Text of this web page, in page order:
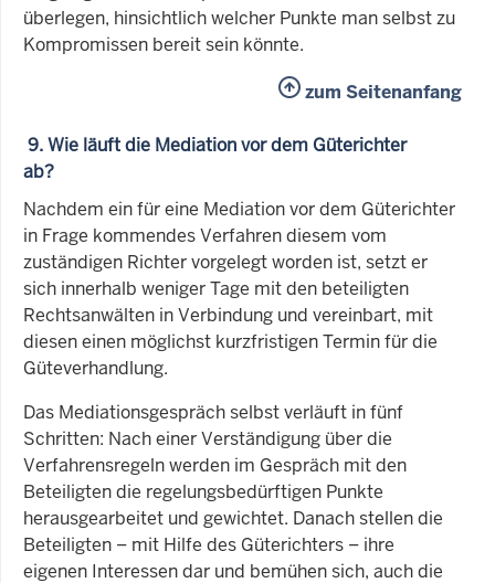
überlegen, hinsichtlich welcher Punkte man selbst zu
Kompromissen bereit sein könnte.
zum Seitenanfang
9. Wie läuft die Mediation vor dem Güterichter
ab?
Nachdem ein für eine Mediation vor dem Güterichter
in Frage kommendes Verfahren diesem vom
zuständigen Richter vorgelegt worden ist, setzt er
sich innerhalb weniger Tage mit den beteiligten
Rechtsanwälten in Verbindung und vereinbart, mit
diesen einen möglichst kurzfristigen Termin für die
Güteverhandlung.
Das Mediationsgespräch selbst verläuft in fünf
Schritten: Nach einer Verständigung über die
Verfahrensregeln werden im Gespräch mit den
Beteiligten die regelungsbedürftigen Punkte
herausgearbeitet und gewichtet. Danach stellen die
Beteiligten – mit Hilfe des Güterichters – ihre
eigenen Interessen dar und bemühen sich, auch die